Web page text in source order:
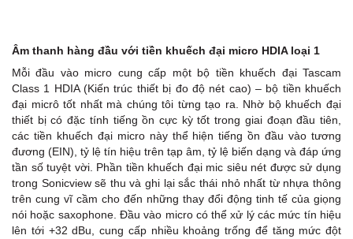
Âm thanh hàng đầu với tiền khuếch đại micro HDIA loại 1
Mỗi đầu vào micro cung cấp một bộ tiền khuếch đại Tascam
Class 1 HDIA (Kiến trúc thiết bị đo độ nét cao) – bộ tiền khuếch
đại micrô tốt nhất mà chúng tôi từng tạo ra. Nhờ bộ khuếch đại
thiết bị có đặc tính tiếng ồn cực kỳ tốt trong giai đoạn đầu tiên,
các tiền khuếch đại micro này thể hiện tiếng ồn đầu vào tương
đương (EIN), tỷ lệ tín hiệu trên tạp âm, tỷ lệ biến dạng và đáp ứng
tần số tuyệt vời. Phần tiền khuếch đại mic siêu nét được sử dụng
trong Sonicview sẽ thu và ghi lại sắc thái nhỏ nhất từ ​​nhựa thông
trên cung vĩ cầm cho đến những thay đổi động tinh tế của giọng
nói hoặc saxophone. Đầu vào micro có thể xử lý các mức tín hiệu
lên tới +32 dBu, cung cấp nhiều khoảng trống để tăng mức đột